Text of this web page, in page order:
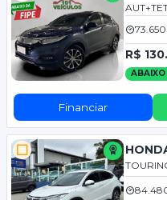
R$
Financiar